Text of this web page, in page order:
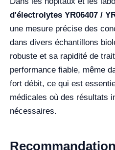
d'électrolytes YR06407 /
une mesure précise des
dans divers échantillons
robuste et sa rapidité de
performance fiable, même
fort débit, ce qui est
médicales où des résultats
nécessaires.